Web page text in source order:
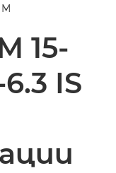
15-
IS